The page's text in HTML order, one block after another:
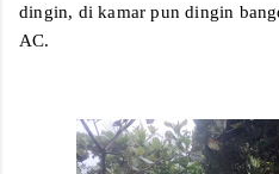
dingin, di kamar pun dingin
AC.